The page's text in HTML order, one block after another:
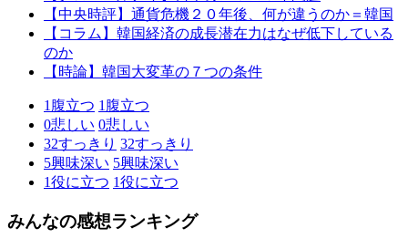
【中央時評】通貨危機２０年後、何が違うのか＝韓国
【コラム】韓国経済の成長潜在力はなぜ低下している
のか
【時論】韓国大変革の７つの条件
1 腹立つ 1 腹立つ
0悲しい 0悲しい
32すっきり 32すっきり
5興味深い 5興味深い
1役に立つ 1役に立つ
みんなの感想ランキング